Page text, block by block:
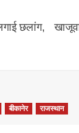
छलांग,
बीकानेर राजस्थान